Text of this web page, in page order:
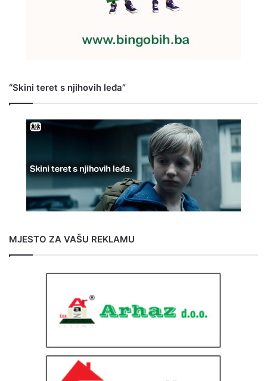
“Skini teret s njihovih leđa”
MJESTO ZA VAŠU REKLAMU